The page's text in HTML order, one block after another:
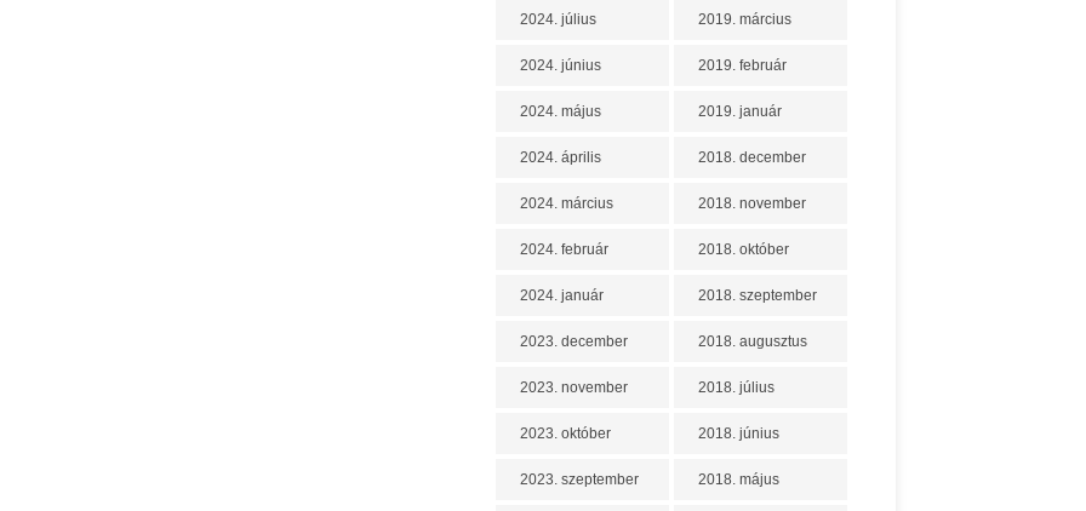
2024. július
2024. június
2024. május
2024. április
2024. március
2024. február
2024. január
2023. december
2023. november
2023. október
2023. szeptember
2019. március
2019. február
2019. január
2018. december
2018. november
2018. október
2018. szeptember
2018. augusztus
2018. július
2018. június
2018. május